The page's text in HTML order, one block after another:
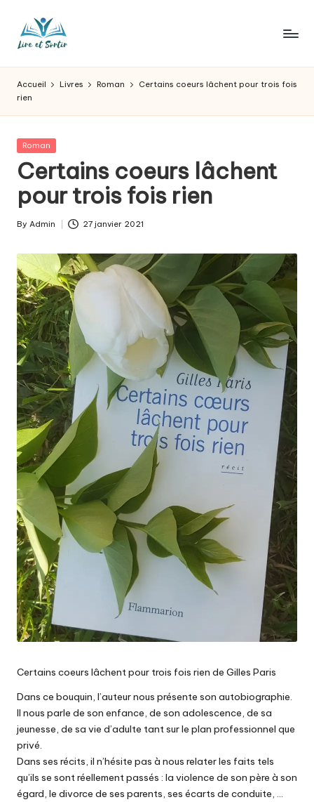
L
ir
e
e
t
s
o
r
t
ir
pour
goûts,
des
sorties
pour
tous
les
Accueil Livres Roman
Certains coeurs lâchent pour trois fois
rien
Posted
Roman
Certains coeurs lâchent
pour trois fois rien
Posted
By Admin 27 janvier 2021
Certains coeurs lâchent pour trois fois rien de Gilles Paris
Dans ce bouquin, l’auteur nous présente son autobiographie.
Il nous parle de son enfance, de son adolescence, de sa
jeunesse, de sa vie d’adulte tant sur le plan professionnel que
privé.
Dans ses récits, il n’hésite pas à nous relater les faits tels
qu’ils se sont réellement passés : la violence de son père à son
égard, le divorce de ses parents, ses écarts de conduite, …